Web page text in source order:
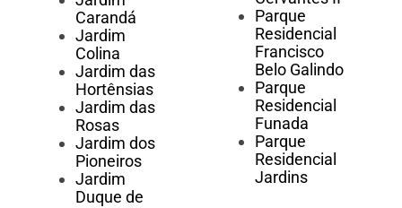
Carandá
Jardim
Colina
Jardim das
Hortênsias
Jardim das
Rosas
Jardim dos
Pioneiros
Jardim
Duque de
Parque
Residencial
Francisco
Belo Galindo
Parque
Residencial
Funada
Parque
Residencial
Jardins